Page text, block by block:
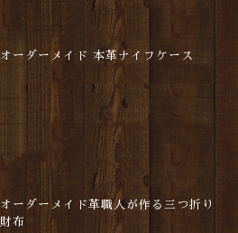
オーダーメイド 本革ナイフケース
オーダーメイド革職人が作る三つ折り
財布